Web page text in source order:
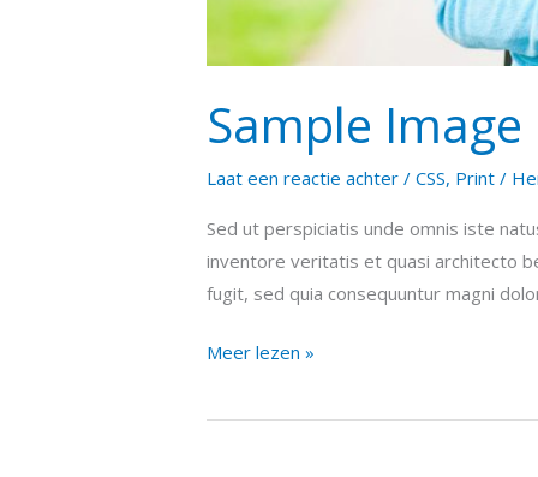
Sample Image
Laat een reactie achter / CSS, Print /
Sed ut perspiciatis unde omnis iste
inventore veritatis et quasi architecto
fugit, sed quia consequuntur magni
Meer lezen »